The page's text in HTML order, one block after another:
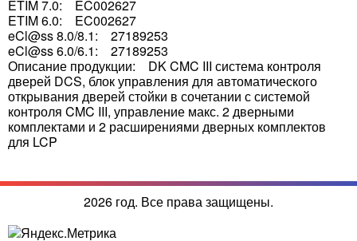
ETIM 7.0: EC002627
ETIM 6.0: EC002627
eCl@ss 8.0/8.1: 27189253
eCl@ss 6.0/6.1: 27189253
Описание продукции: DK CMC III система контроля
дверей DCS, блок управления для автоматического
открывания дверей стойки в сочетании с системой
контроля CMC III, управление макс. 2 дверными
комплектами и 2 расширениями дверных комплектов
для LCP
2026 год. Все права защищены.